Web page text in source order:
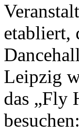
etabliert,
Leipzig
das „Fly